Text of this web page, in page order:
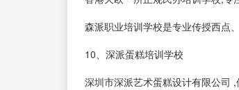
森派职业培训学校是专业传授西点
10、深派蛋糕培训学校
深圳市深派艺术蛋糕设计有限公司